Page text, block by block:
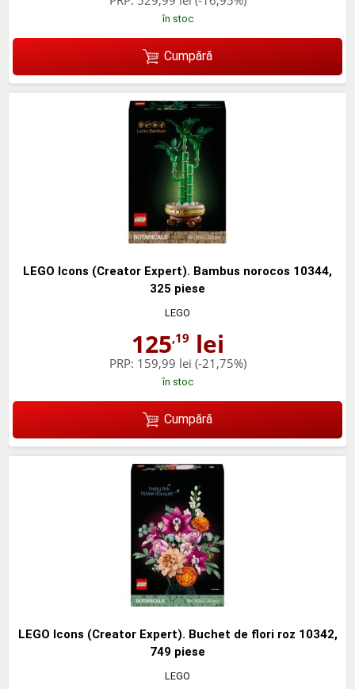
în stoc
Cumpără
LEGO Icons (Creator Expert). Bambus norocos 10344,
325 piese
LEGO
125,19 lei
PRP: 159,99 lei (-21,75%)
în stoc
Cumpără
LEGO Icons (Creator Expert). Buchet de flori roz 10342,
749 piese
LEGO